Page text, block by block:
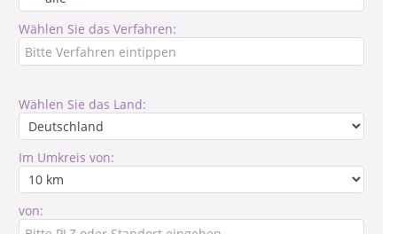
Wählen Sie das Verfahren:
Wählen Sie das Land:
Im Umkreis von:
von: